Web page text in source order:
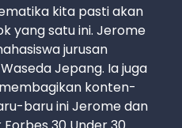
kita pasti akan
yang satu ini. Jerome
jurusan
Jepang. Ia juga
konten-
baru ini Jerome dan